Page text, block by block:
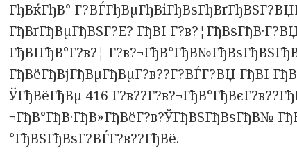
ГђВќГђВ°
ГђВґГђВµГђВЅГ?Е? ГђВІ
ГђВІГђВ°Г?в?¦
ГђВёГђВјГђВµГђВµГ?в??Г?ВЃГ?ВЏ ГђВІ
ЎГђВёГђВµ 416
¬ГђВ°ГђВ·ГђВ»ГђВёГ?в?ЎГђВЅГђВѕГђВ№
°ГђВЅГђВѕГ?ВЃГ?в??ГђВё.